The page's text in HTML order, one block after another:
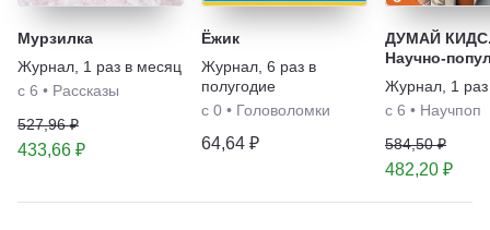
Мурзилка
Журнал 1 раз в месяц
с 6 • Рассказы
527,96 ₽
433,66 ₽
Ёжик
Журнал 6 раз в
полугодие
с 0 • Головоломки
64,64 ₽
ДУМАЙ
Научно-
журнал для
Журнал 1
с 6 • Научпоп
584,50 ₽
482,20 ₽